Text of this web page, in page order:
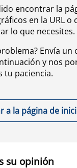
encontrar la
en la URL
lo que necesites.
Envía
y nos
tu paciencia.
a la página de
su opinión